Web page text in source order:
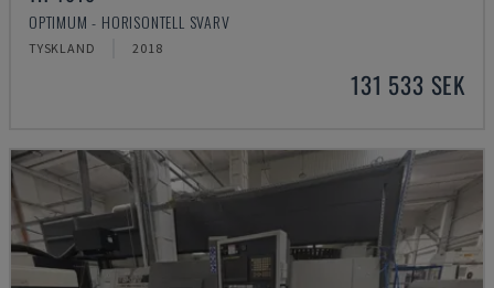
OPTIMUM - HORISONTELL SVARV
TYSKLAND 2018
131 533 SEK